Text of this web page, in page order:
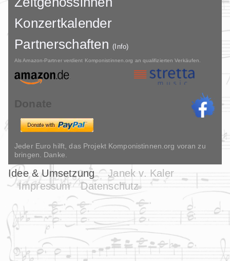
Konzertkalender
Partnerschaften(Info)
Als Amazon-Partner verdient Komponistinnen.org an qualifizierten Verkäufen.
Donate
Jeder Euro hilft, das Projekt Komponistinnen.org voran zu
bringen. Danke.
Idee & Umsetzung
Janek v. Kaler
Impressum
Datenschutz